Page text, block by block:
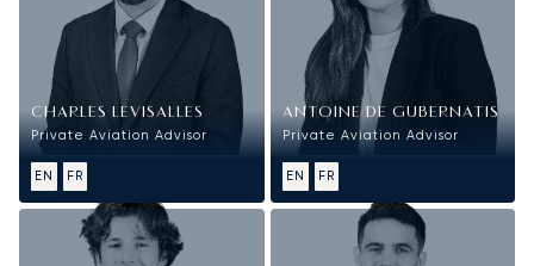
CHARLES LEVISALLES
Private Aviation Advisor
EN FR
ANTOINE DE GUBERNATIS
Private Aviation Advisor
EN FR